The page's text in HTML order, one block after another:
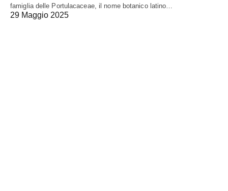
famiglia delle Portulacaceae, il nome botanico latino…
29 Maggio 2025